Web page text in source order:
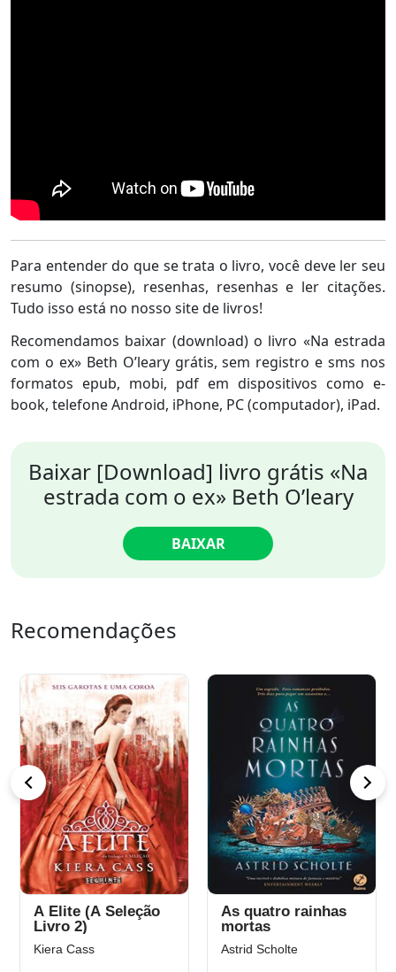
Para entender do que se trata o livro, você deve ler seu
resumo (sinopse), resenhas, resenhas e ler citações.
Tudo isso está no nosso site de livros!
Recomendamos baixar (download) o livro «Na estrada
com o ex» Beth O’leary grátis, sem registro e sms nos
formatos epub, mobi, pdf em dispositivos como e-
book, telefone Android, iPhone, PC (computador), iPad.
Baixar [Download] livro grátis «Na
estrada com o ex» Beth O’leary
BAIXAR
Recomendações
A Elite (A Seleção
Livro 2)
Kiera Cass
As quatro rainhas
mortas
Astrid Scholte